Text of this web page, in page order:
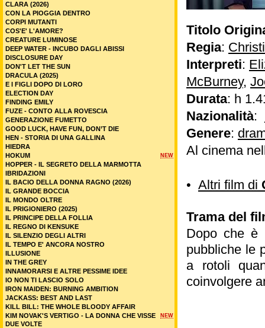
Titolo
Regia:
Interpreti:
McBurney,
Durata: h
Nazionalità:
Genere:
Al cinema
• Altri film di
Trama del
Dopo che è
pubbliche le
a rotoli
coinvolgere
CLARA (2026)
CON LA PIOGGIA DENTRO
CORPI MUTANTI
COS'E' L'AMORE?
CREATURE LUMINOSE
DEEP WATER - INCUBO DAGLI ABISSI
DISCLOSURE DAY
DON'T LET THE SUN
DRACULA (2025)
E I FIGLI DOPO DI LORO
ELECTION DAY
FINDING EMILY
FUZE - CONTO ALLA ROVESCIA
GENERAZIONE FUMETTO
GOOD LUCK, HAVE FUN, DON’T DIE
HEN - STORIA DI UNA GALLINA
HIEDRA
NEW
HOKUM
HOPPER - IL SEGRETO DELLA MARMOTTA
IBRIDAZIONI
IL BACIO DELLA DONNA RAGNO (2026)
IL GRANDE BOCCIA
IL MONDO OLTRE
IL PRIGIONIERO (2025)
IL PRINCIPE DELLA FOLLIA
IL REGNO DI KENSUKE
IL SILENZIO DEGLI ALTRI
IL TEMPO E' ANCORA NOSTRO
ILLUSIONE
IN THE GREY
INNAMORARSI E ALTRE PESSIME IDEE
IO NON TI LASCIO SOLO
IRON MAIDEN: BURNING AMBITION
JACKASS: BEST AND LAST
KILL BILL: THE WHOLE BLOODY AFFAIR
NEW
KIM NOVAK'S VERTIGO - LA DONNA CHE VISSE
DUE VOLTE